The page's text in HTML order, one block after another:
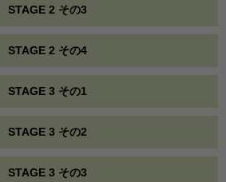
STAGE 2 その3
STAGE 2 その4
STAGE 3 その1
STAGE 3 その2
STAGE 3 その3